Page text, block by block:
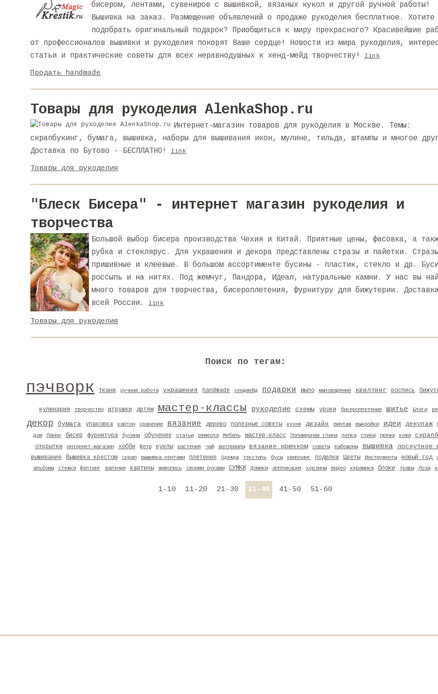
бисером, лентами, сувениров с вышивкой, вязаных кукол и другой ручной работы!
Вышивка на заказ. Размещение объявлений о продаже рукоделия бесплатное. Хотите
подобрать оригинальный подарок? Приобщиться к миру прекрасного? Красивейшие
от профессионалов вышивки и рукоделия покорят Ваше сердце! Новости из мира рукоделия,
статьи и практические советы для всех неравнодушных к хенд-мейд творчеству!
link
Продать handmade
Товары для рукоделия AlenkaShop.ru
Интернет-магазин товаров для рукоделия в Москве. Темы:
скрапбукинг, бумага, вышивка, наборы для вышивания икон, мулине, тильда, штампы и многое
Доставка по Бутово - БЕСПЛАТНО!
link
Товары для рукоделия
"Блеск Бисера" - интернет магазин рукоделия и
творчества
Большой выбор бисера производства Чехия и Китай. Приятные цены, фасовка, а
рубка и стеклярус. Для украшения и декора представлены стразы и пайетки. Стразы
пришивные и клеевые. В большом ассортименте бусины - пластик, стекло и др.
россыпь и на нитях. Под жемчуг, Пандора, Идеал, натуральные камни. У нас вы
много товаров для творчества, бисероплетения, фурнитуру для бижутерии.
всей России.
link
Товары для рукоделия
Поиск по тегам:
пэчворк ткани ручная работа украшения handmade хендмейд подарки мыло мыловарение квилтинг роспись
кулинария творчество игрушки детям мастер-классы рукоделие схемы уроки бисероплетение шитье Блоги
декор бумага упаковка картон хранение вязание дерево полезные советы кухня дизайн винтаж выкройки идеи декупаж
дом Панно бисер фурнитура бусины обучение статьи ремесла Мебель мастер-класс Полимерная глина лепка глина пряжа кожа
открытки интернет-магазин хобби фетр куклы растения чай материалы вязание крючком советы Кабошоны вышивка лоскутное
вышивание Вышивка крестом скрап вышивка лентами плетение Одежда текстиль бусы квиллинг поделки Цветы Инструменты новый год
альбомы
стежка фелтинг валяние картины живопись своими руками СУМКИ Домики аппликация корзины видео керамика блоки травы Лоза
1-10 11-20 21-30 31-40 41-50 51-60